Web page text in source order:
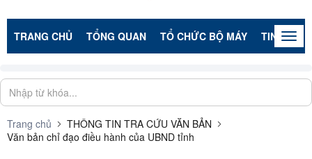
TRANG CHỦ TỔNG QUAN TỔ CHỨC BỘ MÁY TIN TỨC -
Trang chủ
THÔNG TIN TRA CỨU VĂN BẢN
Văn bản chỉ đạo điều hành của UBND tỉnh